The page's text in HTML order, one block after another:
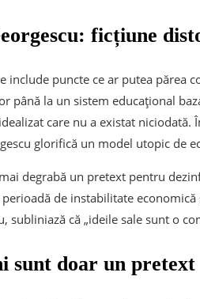
ficțiune
include puncte ce ar putea părea
până la un sistem educațional
care nu a existat niciodată.
glorifică un model utopic de
degrabă un pretext pentru
de instabilitate
subliniază că „ideile sale sunt o
sunt doar un pretext